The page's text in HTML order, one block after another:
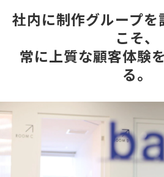
社内に制作グループを
こそ、
常に上質な顧客体験
る。